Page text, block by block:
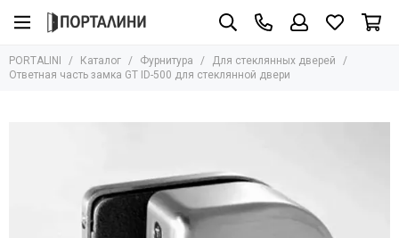
Фурнитура
Все товары
PORTALINI Каталог Фурнитура
Для стеклянных дверей
Ответная часть замка GT ID-500 для стеклянной двери